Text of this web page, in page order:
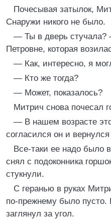
Почесывая затылок,
Снаружи никого не было.
— Ты в дверь стучала?
Петровне, которая
— Как, интересно, я
— Кто же тогда?
— Может, показалось?
Митрич снова почесал
— В нашем возрасте
согласился он и вернулся
Все-таки ее надо было
снял с подоконника
стукнули.
С геранью в руках
по-прежнему было пусто.
заглянул за угол.